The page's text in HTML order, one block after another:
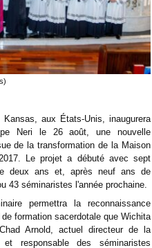
aux États-Unis, inaugurera
Neri le 26 août, une nouvelle
de la transformation de la Maison
Le projet a débuté avec sept
deux ans et, après neuf ans de
43 séminaristes l'année prochaine.
permettra la reconnaissance
formation sacerdotale que Wichita
Arnold, actuel directeur de la
responsable des séminaristes